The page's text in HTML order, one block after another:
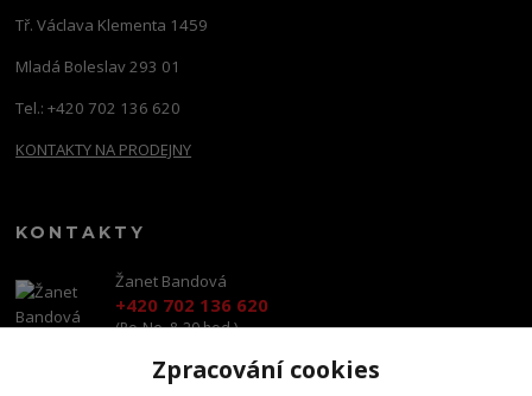
Tř. Václava Klementa 1459
Mladá Boleslav 293 01
Tel.: +420 702 136 620
KONTAKTY NA PRODEJNY
KONTAKTY
Žanet Bandová
+420 702 136 620
(Po-Ne, 8-20 hod.)
shop@brandscapital.cz
Zpracování cookies